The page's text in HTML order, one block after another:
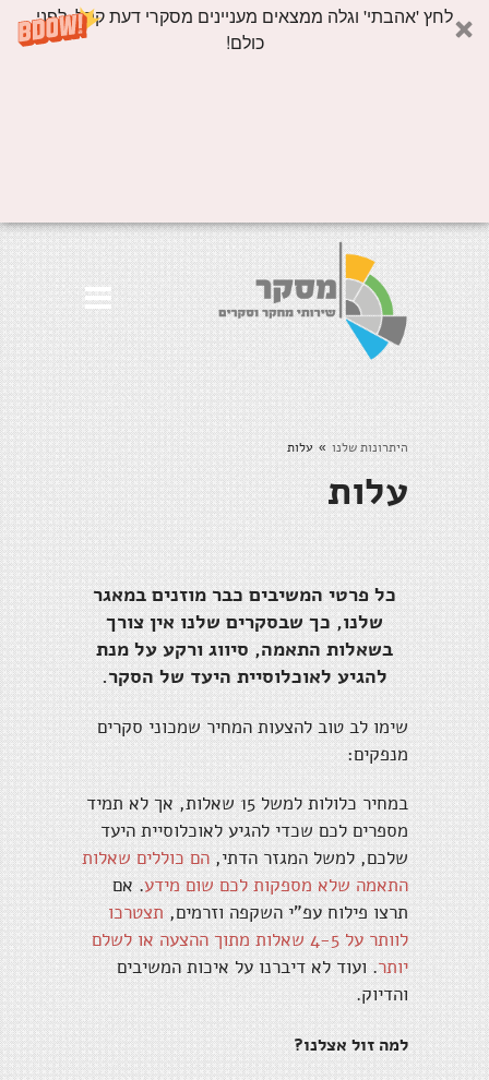
לחץ 'אהבתי' וגלה ממצאים מעניינים מסקרי דעת קהל, לפני
כולם!
היתרונות שלנו » עלות
עלות
כל פרטי המשיבים כבר מוזנים במאגר
שלנו, כך שבסקרים שלנו אין צורך
בשאלות התאמה, סיווג ורקע על מנת
להגיע לאוכלוסיית היעד של הסקר.
שימו לב טוב להצעות המחיר שמכוני סקרים
מנפקים:
במחיר כלולות למשל 15 שאלות, אך לא תמיד
מספרים לכם שכדי להגיע לאוכלוסיית היעד
שלכם, למשל המגזר הדתי,הם כוללים שאלות
התאמה שלא מספקות לכם שום מידע. אם
תרצו פילוח עפ"י השקפה וזרמים,תצטרכו
לוותר על 4-5 שאלות מתוך ההצעה או לשלם
יותר. ועוד לא דיברנו על איכות המשיבים
והדיוק.
למה זול אצלנו?